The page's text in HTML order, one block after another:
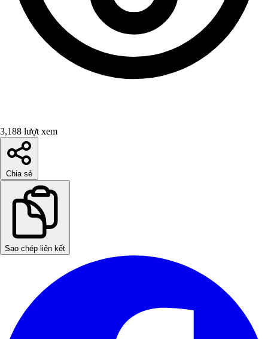
3,188 lượt xem
Chia sẻ
Sao chép liên kết